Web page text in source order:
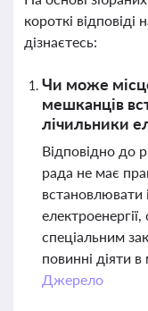
короткі відповіді
дізнаєтесь:
Чи може
мешканців
лічильники
Відповідно до
рада не має
встановлювати
спеціальним
повинні діяти
Джерело